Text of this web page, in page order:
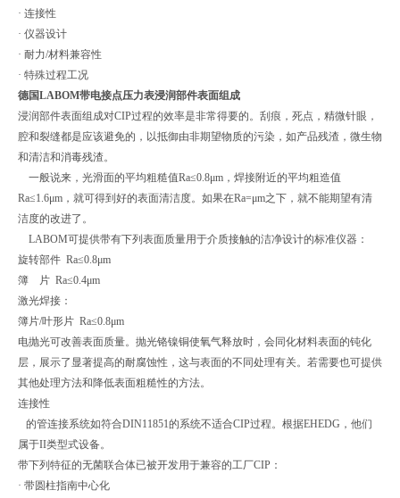
· 连接性
· 仪器设计
· 耐力/材料兼容性
· 特殊过程工况
德国LABOM带电接点压力表浸润部件表面组成
浸润部件表面组成对CIP过程的效率是非常得要的。刮痕，死点，精微针眼，
腔和裂缝都是应该避免的，以抵御由非期望物质的污染，如产品残渣，微生物
和清洁和消毒残渣。
一般说来，光滑面的平均粗糙值Ra≤0.8μm，焊接附近的平均粗造值
Ra≤1.6μm，就可得到好的表面清洁度。如果在Ra=μm之下，就不能期望有清
洁度的改进了。
LABOM可提供带有下列表面质量用于介质接触的洁净设计的标准仪器：
旋转部件 Ra≤0.8μm
簿 片 Ra≤0.4μm
激光焊接：
簿片/叶形片 Ra≤0.8μm
电抛光可改善表面质量。抛光铬镍铜使氧气释放时，会同化材料表面的钝化
层，展示了显著提高的耐腐蚀性，这与表面的不同处理有关。若需要也可提供
其他处理方法和降低表面粗糙性的方法。
连接性
的管连接系统如符合DIN11851的系统不适合CIP过程。根据EHEDG，他们
属于II类型式设备。
带下列特征的无菌联合体已被开发用于兼容的工厂CIP：
· 带圆柱指南中心化